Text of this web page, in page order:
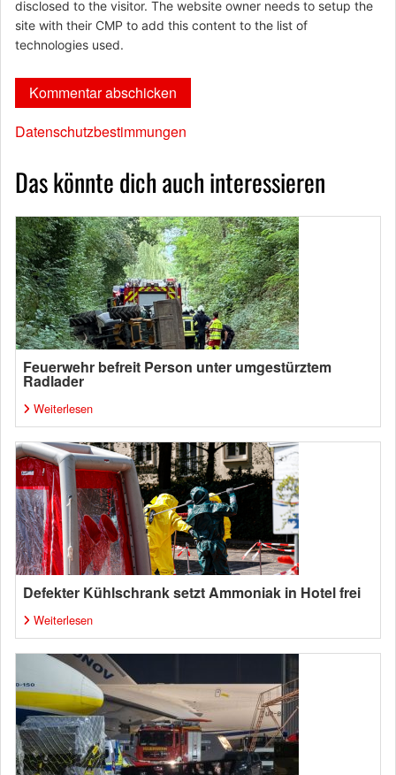
disclosed to the visitor. The website owner needs to setup the
site with their CMP to add this content to the list of
technologies used.
Datenschutzbestimmungen
Das könnte dich auch interessieren
Feuerwehr befreit Person unter umgestürztem
Radlader
Weiterlesen
Defekter Kühlschrank setzt Ammoniak in Hotel frei
Weiterlesen